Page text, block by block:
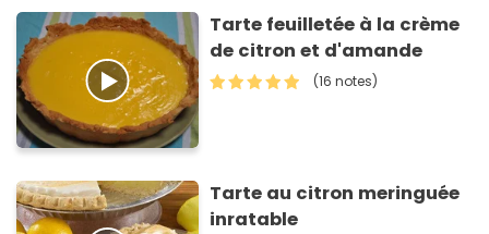
Tarte feuilletée à la crème
de citron et d'amande
(16 notes)
Tarte au citron meringuée
inratable